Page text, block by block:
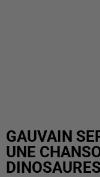
GAUVAIN
UNE
DINOSAURES